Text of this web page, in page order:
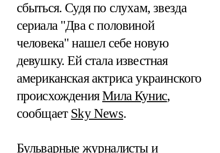
сбыться. Судя по слухам, звезда
сериала "Два с половиной
человека" нашел себе новую
девушку. Ей стала известная
американская актриса украинского
происхожденияМила Кунис,
сообщает Sky News.
Бульварные журналисты и